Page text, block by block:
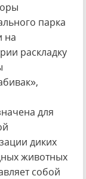
парка
на
раскладку
для
диких
животных
собой